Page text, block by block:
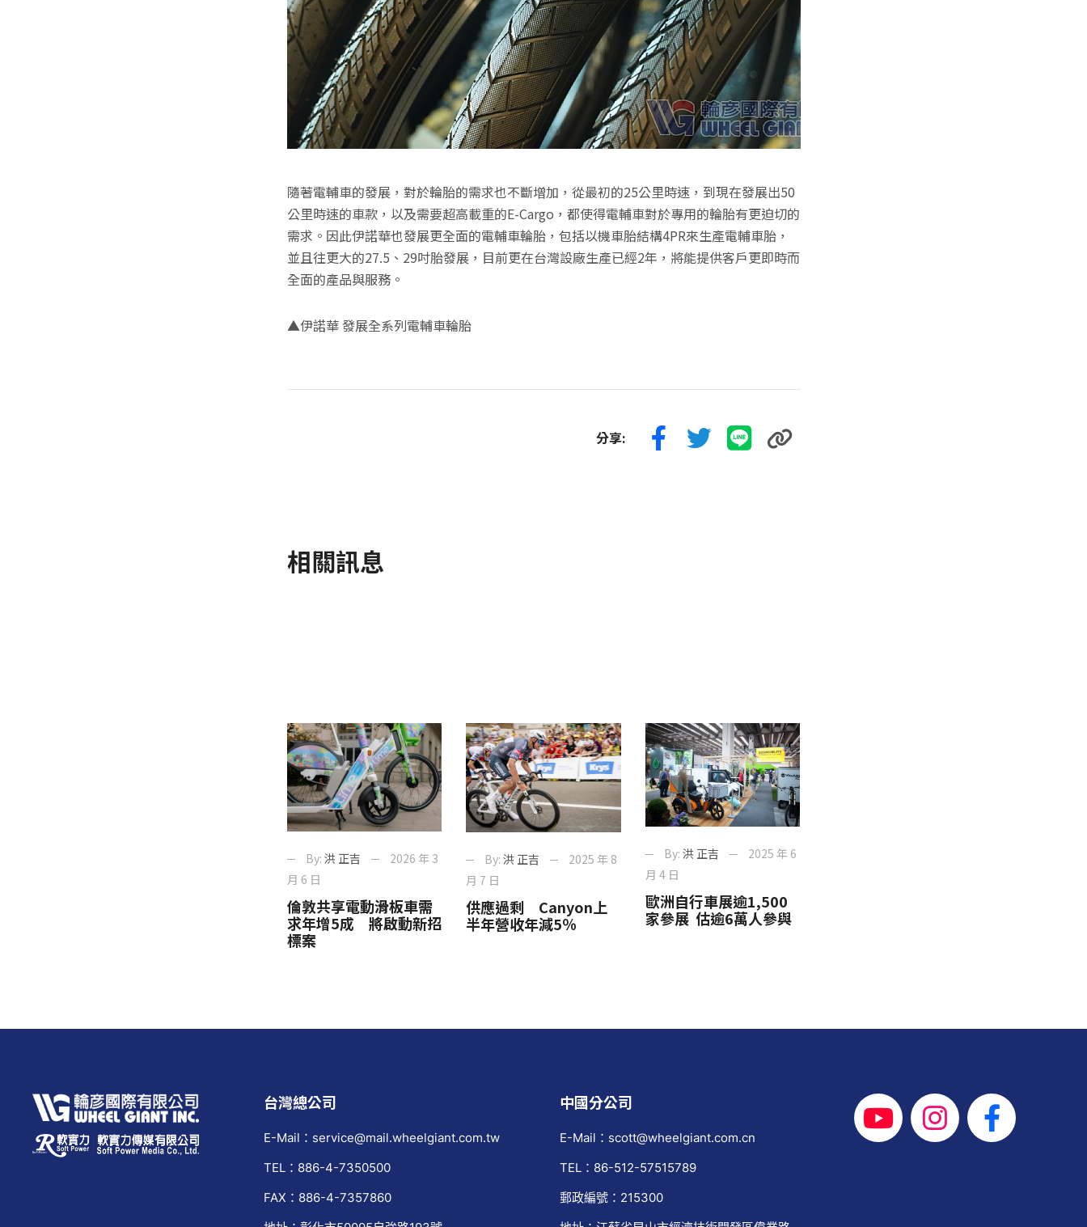
隨著電輔車的發展，對於輪胎的需求也不斷增加，從最初的25公里時速，到現在發展出50
公里時速的車款，以及需要超高載重的E-Cargo，都使得電輔車對於專用的輪胎有更迫切的
需求。因此伊諾華也發展更全面的電輔車輪胎，包括以機車胎結構4PR來生產電輔車胎，
並且往更大的27.5、29吋胎發展，目前更在台灣設廠生產已經2年，將能提供客戶更即時而
全面的產品與服務。
▲伊諾華 發展全系列電輔車輪胎
分享:
相關訊息
By: 洪 正吉
2026 年 3
月 6 日
倫敦共享電動滑板車需
求年增5成 將啟動新招
標案
By:洪 正吉
2025 年 8
月 7 日
供應過剩 Canyon上
半年營收年減5％
By: 洪 正吉
2025 年 6
月 4 日
歐洲自行車展逾1,500
家參展 估逾6萬人參與
台灣總公司
E-Mail：service@mail.wheelgiant.com.tw
TEL：886-4-7350500
FAX：886-4-7357860
中國分公司
E-Mail：scott@wheelgiant.com.cn
TEL：86-512-57515789
郵政編號：215300